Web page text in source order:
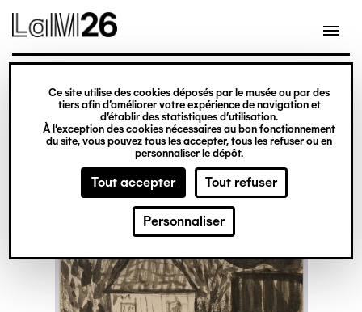
Gestion des cookies
Ce site utilise des cookies déposés par le musée ou par des
tiers afin d’améliorer votre expérience de navigation et
d’établir des statistiques d’utilisation.
À l’exception des cookies nécessaires au bon fonctionnement
du site, vous pouvez tous les accepter, tous les refuser ou en
personnaliser le dépôt.
Tout accepter Tout refuser
Personnaliser
contenu